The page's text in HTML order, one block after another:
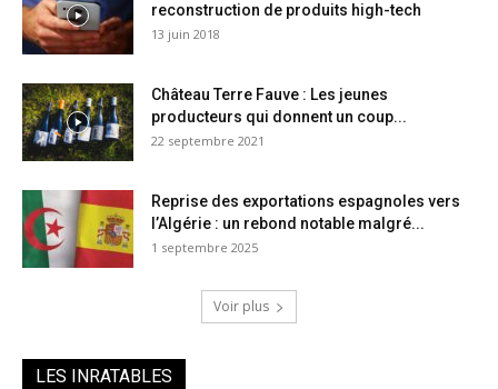
reconstruction de produits high-tech
13 juin 2018
Château Terre Fauve : Les jeunes
producteurs qui donnent un coup...
22 septembre 2021
Reprise des exportations espagnoles vers
l’Algérie : un rebond notable malgré...
1 septembre 2025
Voir plus
LES INRATABLES